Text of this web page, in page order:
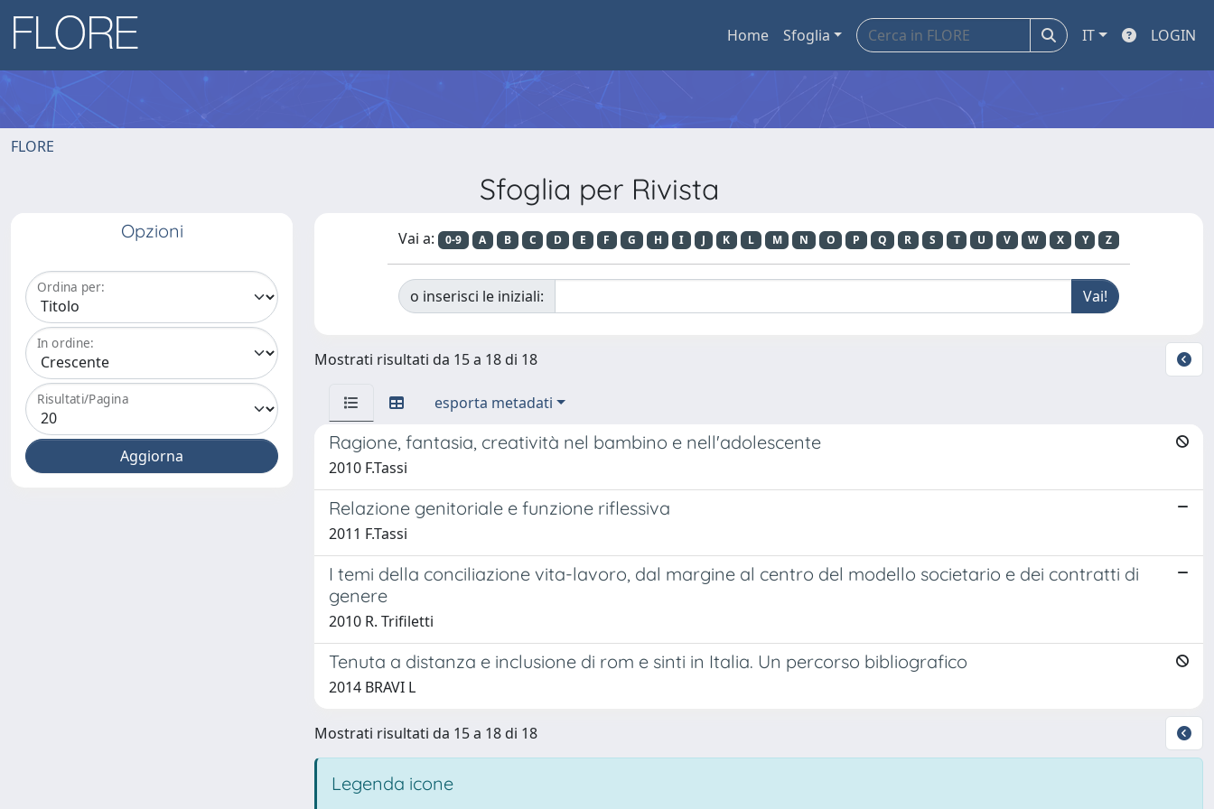
Home Sfoglia IT LOGIN
FLORE
Sfoglia per Rivista
Opzioni
Ordina per:
In ordine:
Risultati/Pagina
Vai a: 0-9 A B C D E F G H I J K L M N O P Q R S T U V W X Y Z
o inserisci le iniziali:
Mostrati risultati da 15 a 18 di 18
esporta metadati
Ragione, fantasia, creatività nel bambino e nell'adolescente
2010 F.Tassi
Relazione genitoriale e funzione riflessiva
2011 F.Tassi
I temi della conciliazione vita-lavoro, dal margine al centro del modello societario e dei contratti di
genere
2010 R. Trifiletti
Tenuta a distanza e inclusione di rom e sinti in Italia. Un percorso bibliografico
2014 BRAVI L
Mostrati risultati da 15 a 18 di 18
Legenda icone